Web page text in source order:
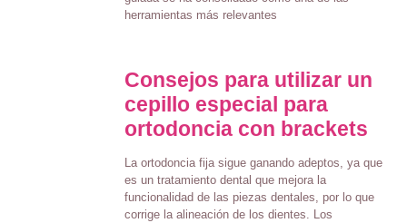
herramientas más relevantes
Consejos para utilizar un
cepillo especial para
ortodoncia con brackets
La ortodoncia fija sigue ganando adeptos, ya que
es un tratamiento dental que mejora la
funcionalidad de las piezas dentales, por lo que
corrige la alineación de los dientes. Los